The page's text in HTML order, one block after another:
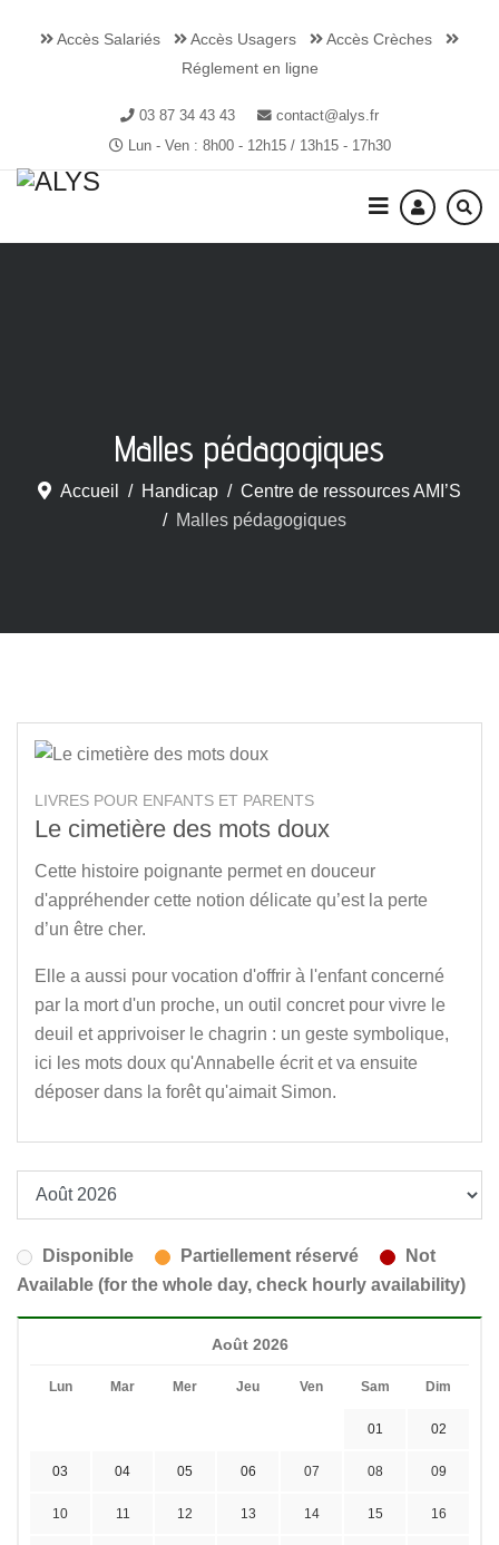
Accès Salariés Accès Usagers
Accès Crèches
Réglement en ligne
03 87 34 43 43
contact@alys.fr
Lun - Ven : 8h00 - 12h15 / 13h15 - 17h30
Malles pédagogiques
Accueil Handicap
Centre de ressources AMI’S
Malles pédagogiques
LIVRES POUR ENFANTS ET PARENTS
Le cimetière des mots doux
Cette histoire poignante permet en douceur
d'appréhender cette notion délicate qu’est la perte
d’un être cher.
Elle a aussi pour vocation d'offrir à l'enfant concerné
par la mort d'un proche, un outil concret pour vivre le
deuil et apprivoiser le chagrin : un geste symbolique,
ici les mots doux qu'Annabelle écrit et va ensuite
déposer dans la forêt qu'aimait Simon.
Disponible Partiellement réservé
Not
Available (for the whole day, check hourly availability)
Août 2026
Lun Mar Mer Jeu Ven Sam Dim
01 02
03 04 05 06 07 08 09
10 11 12 13 14 15 16